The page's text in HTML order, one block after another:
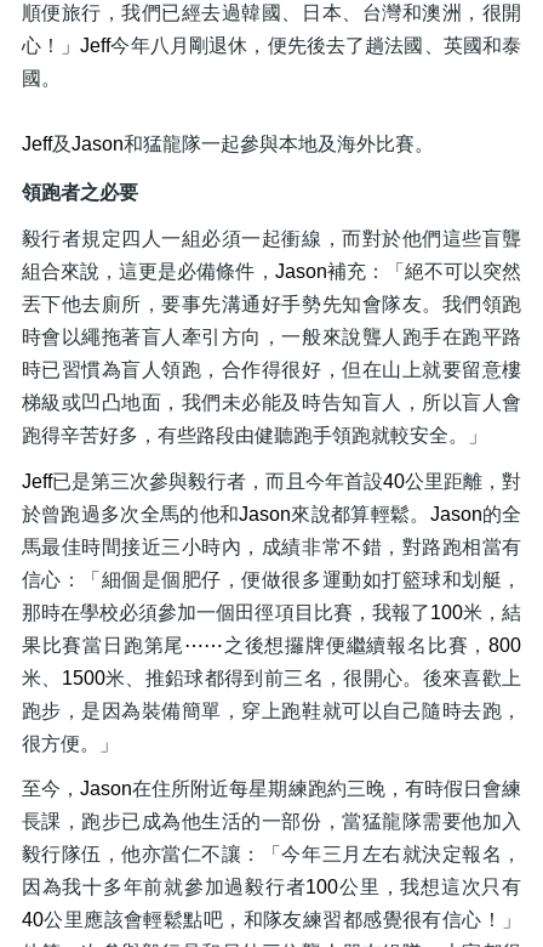
順便旅行，我們已經去過韓國、日本、台灣和澳洲，很開
心！」Jeff今年八月剛退休，便先後去了趟法國、英國和泰
國。
Jeff及Jason和猛龍隊一起參與本地及海外比賽。
領跑者之必要
毅行者規定四人一組必須一起衝線，而對於他們這些盲聾
組合來說，這更是必備條件， Jason補充：「絕不可以突然
丟下他去廁所，要事先溝通好手勢先知會隊友。我們領跑
時會以繩拖著盲人牽引方向，一般來說聾人跑手在跑平路
時已習慣為盲人領跑，合作得很好，但在山上就要留意樓
梯級或凹凸地面，我們未必能及時告知盲人，所以盲人會
跑得辛苦好多，有些路段由健聽跑手領跑就較安全。」
Jeff已是第三次參與毅行者，而且今年首設40公里距離，對
於曾跑過多次全馬的他和Jason來說都算輕鬆。 Jason的全
馬最佳時間接近三小時內，成績非常不錯，對路跑相當有
信心：「細個是個肥仔，便做很多運動如打籃球和划艇，
那時在學校必須參加一個田徑項目比賽，我報了100米，結
果比賽當日跑第尾⋯⋯之後想攞牌便繼續報名比賽，800
米、 1500米、推鉛球都得到前三名，很開心。後來喜歡上
跑步，是因為裝備簡單，穿上跑鞋就可以自己隨時去跑，
很方便。」
至今，Jason在住所附近每星期練跑約三晚，有時假日會練
長課，跑步已成為他生活的一部份，當猛龍隊需要他加入
毅行隊伍，他亦當仁不讓：「今年三月左右就決定報名，
因為我十多年前就參加過毅行者100公里，我想這次只有
40公里應該會輕鬆點吧，和隊友練習都感覺很有信心！」